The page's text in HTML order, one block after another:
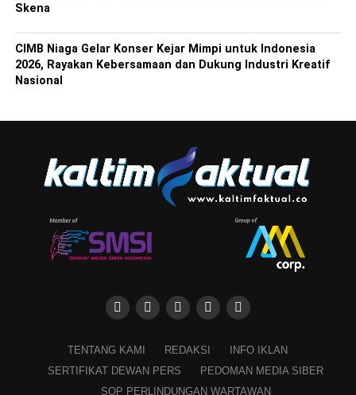
Skena
CIMB Niaga Gelar Konser Kejar Mimpi untuk Indonesia
2026, Rayakan Kebersamaan dan Dukung Industri Kreatif
Nasional
TENTANG KAMI REDAKSI
INFO IKLAN
SERTIFIKAT DEWAN PERS
PEDOMAN MEDIA SIBER
SOP PERLINDUNGAN WARTAWAN